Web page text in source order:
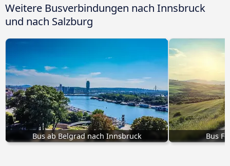
Weitere Busverbindungen nach Innsbruck
und nach Salzburg
Bus ab Belgrad nach Innsbruck Bus